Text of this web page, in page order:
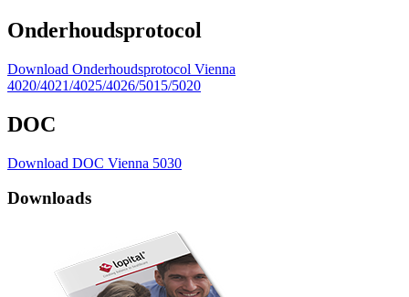
Onderhoudsprotocol
Download Onderhoudsprotocol Vienna
4020/4021/4025/4026/5015/5020
DOC
Download DOC Vienna 5030
Downloads